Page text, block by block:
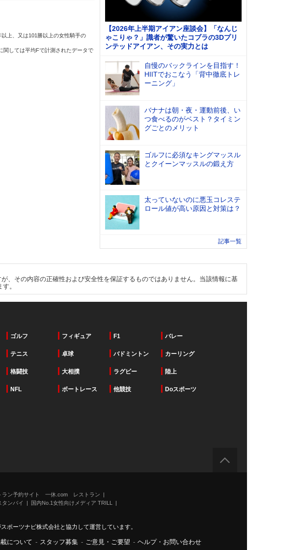
上、又は101勝以上の女性騎手の
関しては平均Fで計測されたデータで
【2026年上半期アイアン座談会】「なんじ
ゃこりゃ？」識者が驚いたコブラの3Dプリ
ンテッドアイアン、その実力とは
自慢のバックラインを目指す！
HIITでおこなう「背中徹底トレ
ーニング」
バナナは朝・夜・運動前後、い
つ食べるのがベスト？タイミン
グごとのメリット
ゴルフに必須なキングマッスル
とクイーンマッスルの鍛え方
太っていないのに悪玉コレステ
ロール値が高い原因と対策は？
記事一覧
、その内容の正確性および安全性を保証するものではありません。当該情報に基
。
ゴルフ フィギュア F1 バレー
テニス 卓球 バドミントン カーリング
格闘技 大相撲 ラグビー 陸上
NFL ボートレース 他競技 Doスポーツ
ラン予約サイト 一休.com レストラン
タンバイ
国内No.1女性向けメディア TRILL
ポーツナビ株式会社と協力して運営しています。
について - スタッフ募集 - ご意見・ご要望 - ヘルプ・お問い合わせ